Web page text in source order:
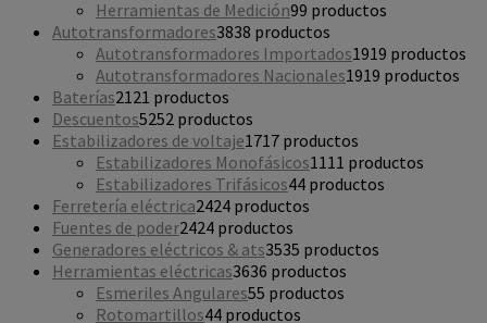
Herramientas de Medición99 productos
Autotransformadores3838 productos
Autotransformadores Importados1919 productos
Autotransformadores Nacionales1919 productos
Baterías2121 productos
Descuentos5252 productos
Estabilizadores de voltaje1717 productos
Estabilizadores Monofásicos1111 productos
Estabilizadores Trifásicos44 productos
Ferretería eléctrica2424 productos
Fuentes de poder2424 productos
Generadores eléctricos & ats3535 productos
Herramientas eléctricas3636 productos
Esmeriles Angulares55 productos
Rotomartillos44 productos